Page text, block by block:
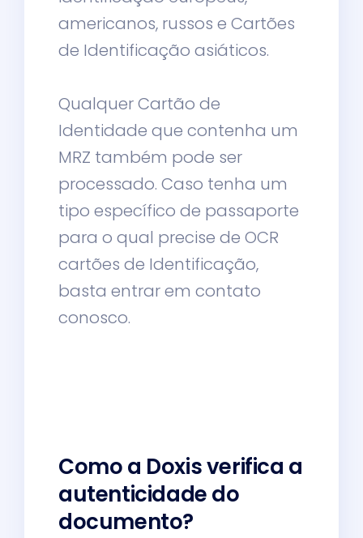
americanos, russos e Cartões
de Identificação asiáticos.
Qualquer Cartão de
Identidade que contenha um
MRZ também pode ser
processado. Caso tenha um
tipo específico de passaporte
para o qual precise de OCR
cartões de Identificação,
basta entrar em contato
conosco.
Como a Doxis verifica a
autenticidade do
documento?​​